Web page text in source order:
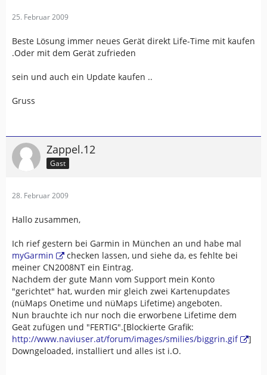
25. Februar 2009
Beste Lösung immer neues Gerät direkt Life-Time mit kaufen
.Oder mit dem Gerät zufrieden
sein und auch ein Update kaufen ..
Gruss
Zappel.12
Gast
28. Februar 2009
Hallo zusammen,
Ich rief gestern bei Garmin in München an und habe mal
myGarmin
checken lassen, und siehe da, es fehlte bei
meiner CN2008NT ein Eintrag.
Nachdem der gute Mann vom Support mein Konto
"gerichtet" hat, wurden mir gleich zwei Kartenupdates
(nüMaps Onetime und nüMaps Lifetime) angeboten.
Nun brauchte ich nur noch die erworbene Lifetime dem
Geät zufügen und "FERTIG".[Blockierte Grafik:
http://www.naviuser.at/forum/images/smilies/biggrin.gif
]
Downgeloaded, installiert und alles ist i.O.